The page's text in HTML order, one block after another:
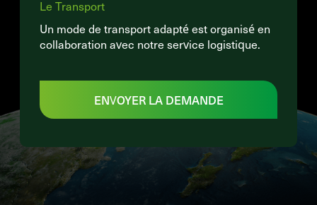
Le Transport
Un mode de transport adapté est organisé en
collaboration avec notre service logistique.
ENVOYER LA DEMANDE